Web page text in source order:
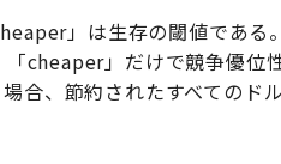
」は生存の閾値である
cheaper」だけで競争優位
合、節約されたすべてのド